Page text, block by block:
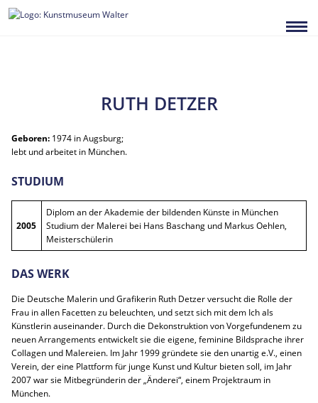
Zum
Inhalt
RUTH DETZER
Geboren: 1974 in Augsburg;
lebt und arbeitet in München.
STUDIUM
2005
Diplom an der Akademie der bildenden Künste in München
Studium der Malerei bei Hans Baschang und Markus Oehlen,
Meisterschülerin
DAS WERK
Die Deutsche Malerin und Grafikerin Ruth Detzer versucht die Rolle der
Frau in allen Facetten zu beleuchten, und setzt sich mit dem Ich als
Künstlerin auseinander. Durch die Dekonstruktion von Vorgefundenem zu
neuen Arrangements entwickelt sie die eigene, feminine Bildsprache ihrer
Collagen und Malereien. Im Jahr 1999 gründete sie den unartig e.V., einen
Verein, der eine Plattform für junge Kunst und Kultur bieten soll, im Jahr
2007 war sie Mitbegründerin der „Änderei“, einem Projektraum in
München.